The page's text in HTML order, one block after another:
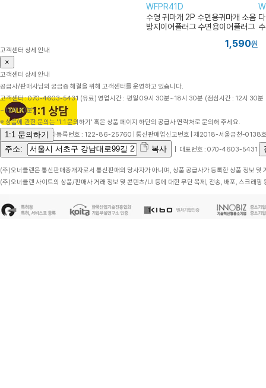
WFPR41D
수영 귀마개 2P 수면용귀마개 소음
방지이어플러그 수면용이어플러그
1,590원